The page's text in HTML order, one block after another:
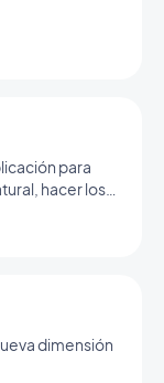
para
hacer los
dimensión